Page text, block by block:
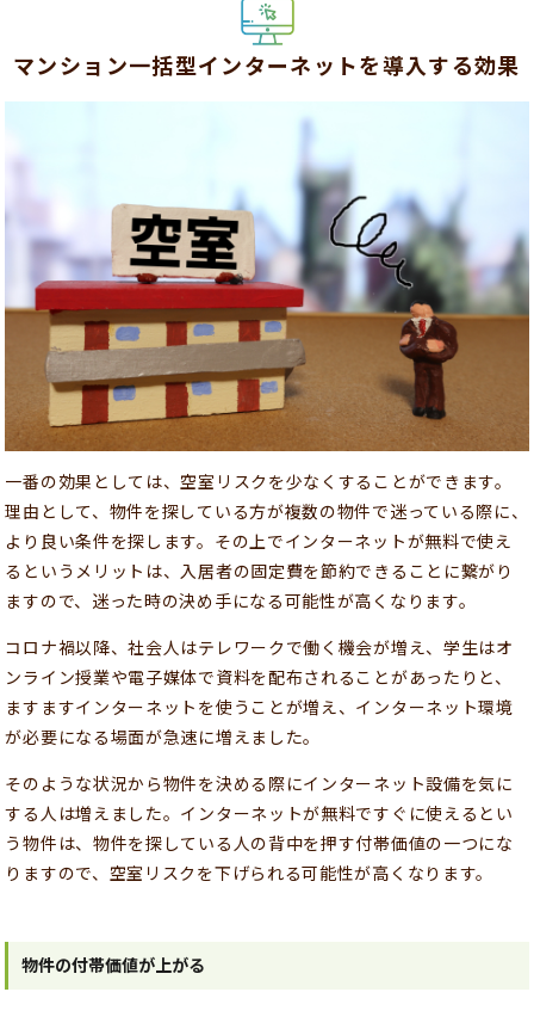
マンション一括型インターネットを導入する効果
一番の効果としては、空室リスクを少なくすることができます。
理由として、物件を探している方が複数の物件で迷っている際に、
より良い条件を探します。その上でインターネットが無料で使え
るというメリットは、入居者の固定費を節約できることに繋がり
ますので、迷った時の決め手になる可能性が高くなります。
コロナ禍以降、社会人はテレワークで働く機会が増え、学生はオ
ンライン授業や電子媒体で資料を配布されることがあったりと、
ますますインターネットを使うことが増え、インターネット環境
が必要になる場面が急速に増えました。
そのような状況から物件を決める際にインターネット設備を気に
する人は増えました。インターネットが無料ですぐに使えるとい
う物件は、物件を探している人の背中を押す付帯価値の一つにな
りますので、空室リスクを下げられる可能性が高くなります。
物件の付帯価値が上がる